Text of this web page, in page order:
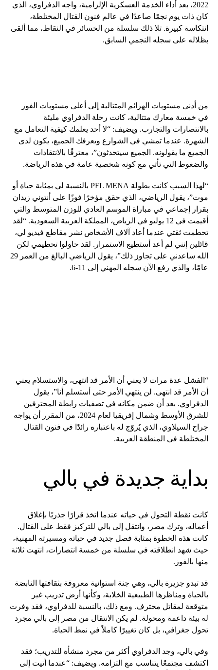
2022، بعد أداء الخدمة العسكرية الإلزامية، واجه الدفراوي، الذي
كان ذات يوم نجمًا صاعدًا في عالم فنون القتال المختلطة،
انتكاسة كبيرة. تلا ذلك سلسلة من الخسائر في النقاط، مما ألقى
بظلاله على سجله النجمي السابق.
من أدنى مستويات الهزائم المتتالية إلى أعلى مستويات الفوز
في خمسة معارك متتالية، كانت رحلة الدفراوي مليئة
بالانتصارات والتجارب. ويضيف: “لا أحد يعلمك كيفية التعامل مع
الشهرة. عندما تمشي في الشوارع ويعرفك الجميع، يكون لدى
الجميع ما يقولونه. الجميع سيتحدثون”، معترفًا بالانتقادات
والضغوط التي تأتي مع كونه شخصية عامة في هذه الرياضة.
“لهذا السبب كانت بطولة PFL MENA بالنسبة لي بمثابة حياة أو
موت”، يقول الرياضي، الذي حقق مؤخرًا فوزًا على أنتوني زيدان
بقرار إجماعي في مباراة الموسم العادي للوزن المتوسط ​​والتي
أقيمت في 12 يوليو في الرياض، المملكة العربية السعودية. “لقد
تحطمت ثقتي عندما أعاد آلاف الأشخاص نشر مقاطع فيديو لي،
قائلين إنني لم أعد أستطيع الاستمرار. لقد حاولوا تحطيمي لكن
الله ساعدني على تجاوز ذلك”، يقول الرياضي البالغ من العمر 29
عامًا، والذي رفع الآن سجله المهني إلى 11-6.
“الفشل عدة مرات لا يعني أن الأمر قد انتهى، والاستسلام يعني
أن الأمر قد انتهى. لن ينتهي الأمر حتى أستسلم أنا”، يقول
الدفراوي. بعد أن ضمن مكانه في تصفيات رابطة المحترفين
للشرق الأوسط وشمال إفريقيا لعام 2024، من المقرر أن يواجه
جراح السيلاوي، الذي يُروّج له باعتباره رائدًا في فنون القتال
المختلطة في المنطقة العربية.
بداية جديدة في بالي
كانت نقطة التحول في حياته عندما اتخذ قرارًا جذريًا بإغلاق
أعماله، وترك مصر، وانتقل إلى بالي للتركيز فقط على القتال.
كانت هذه الخطوة بمثابة فصل جديد في حياته ومسيرته المهنية،
حيث شهد انطلاقته في سلسلة من خمسة انتصارات، انتهت ثلاثة
منها بالفوز.
قد تبدو جزيرة بالي، وهي جنة استوائية معروفة بثقافتها النابضة
بالحياة ومناظرها الطبيعية الخلابة، وكأنها أرض تدريب غير
متوقعة لمقاتل محترف. ومع ذلك، بالنسبة للدفراوي، فقد وفرت
له بيئة داعمة ومحولة. لم يكن الانتقال من مصر إلى بالي مجرد
تحول جغرافي، بل كان تغييرًا كاملاً في نمط الحياة.
وفي بالي، وجد الدفراوي أكثر من مجرد منشأة للتدريب؛ فقد
اكتشف مجتمعًا يتناسب مع التزامه. ويضيف: “عندما أتيت إلى